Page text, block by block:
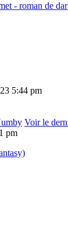
- roman de
5:44 pm
Voir le
pm